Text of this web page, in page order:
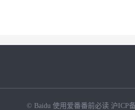
© Baidu 使用爱番番前必读 沪ICP